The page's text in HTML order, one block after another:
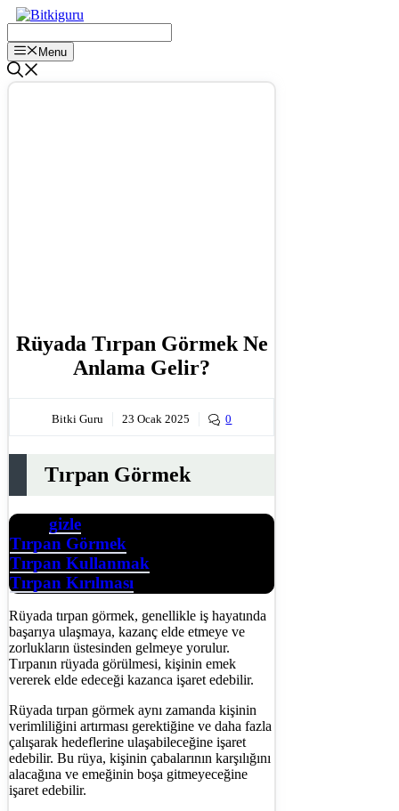
İçeriğe
Menu
Rüyada Tırpan Görmek Ne
Anlama Gelir?
Bitki Guru 23 Ocak 2025 0
Tırpan Görmek
İçerik
gizle
Tırpan Görmek
Tırpan Kullanmak
Tırpan Kırılması
Rüyada tırpan görmek, genellikle iş hayatında
başarıya ulaşmaya, kazanç elde etmeye ve
zorlukların üstesinden gelmeye yorulur.
Tırpanın rüyada görülmesi, kişinin emek
vererek elde edeceği kazanca işaret edebilir.
Rüyada tırpan görmek aynı zamanda kişinin
verimliliğini artırması gerektiğine ve daha fazla
çalışarak hedeflerine ulaşabileceğine işaret
edebilir. Bu rüya, kişinin çabalarının karşılığını
alacağına ve emeğinin boşa gitmeyeceğine
işaret edebilir.